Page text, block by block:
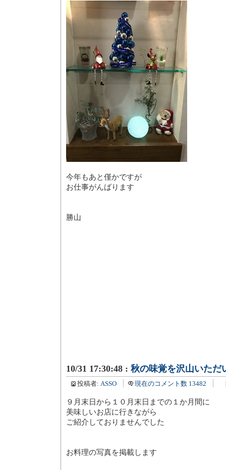
今年もあと僅かですが
お仕事がんばります
勝山
10/31 17:30:48 : 秋の味覚を沢山いただ
投稿者: ASSO 現在のコメント数 13482
９月末日から１０月末日までの１か月間に
美味しいお店に行きながら
ご紹介しておりませんでした
お料理の写真を掲載します